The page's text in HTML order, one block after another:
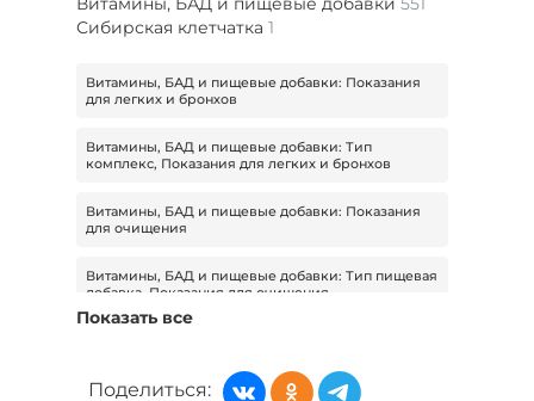
Сибирская клетчатка 1
Витамины, БАД и пищевые добавки: Показания
для легких и бронхов
Витамины, БАД и пищевые добавки: Тип
комплекс, Показания для легких и бронхов
Витамины, БАД и пищевые добавки: Показания
для очищения
Витамины, БАД и пищевые добавки: Тип пищевая
добавка, Показания для очищения
Показать все
Поделиться: